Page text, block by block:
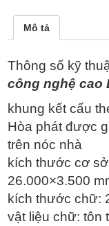
Mô tả
Thông số kỹ
công nghệ cao
khung kết cấu
Hòa phát được
trên nóc nhà
kích thước cơ
26.000×3.500
kích thước chữ:
vật liệu chữ: tôn